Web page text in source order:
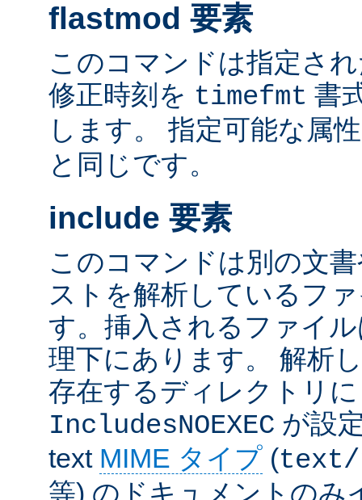
flastmod 要素
このコマンドは指定さ
修正時刻を timefmt 書
します。 指定可能な属
と同じです。
include 要素
このコマンドは別の文
ストを解析しているフ
す。挿入されるファイ
理下にあります。 解析
存在するディレクトリ
IncludesNOEXEC が設
text MIME タイプ (
等) のドキュメントのみ